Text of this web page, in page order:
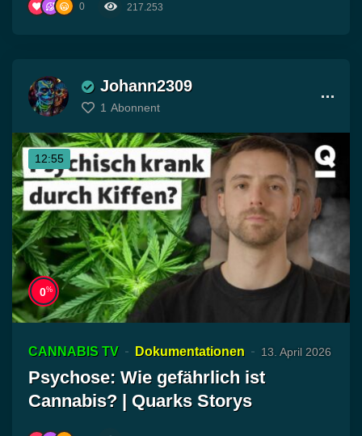
0 217.253
Johann2309
1 Abonnent
12:55
0%
CANNABIS TV Dokumentationen 13. April 2026
Psychose: Wie gefährlich ist
Cannabis? | Quarks Storys